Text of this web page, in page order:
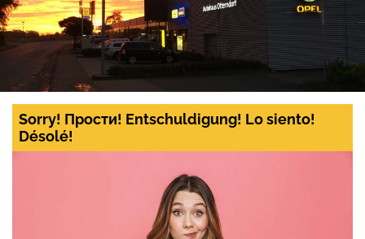
Sorry! Прости! Entschuldigung! Lo siento!
Désolé!